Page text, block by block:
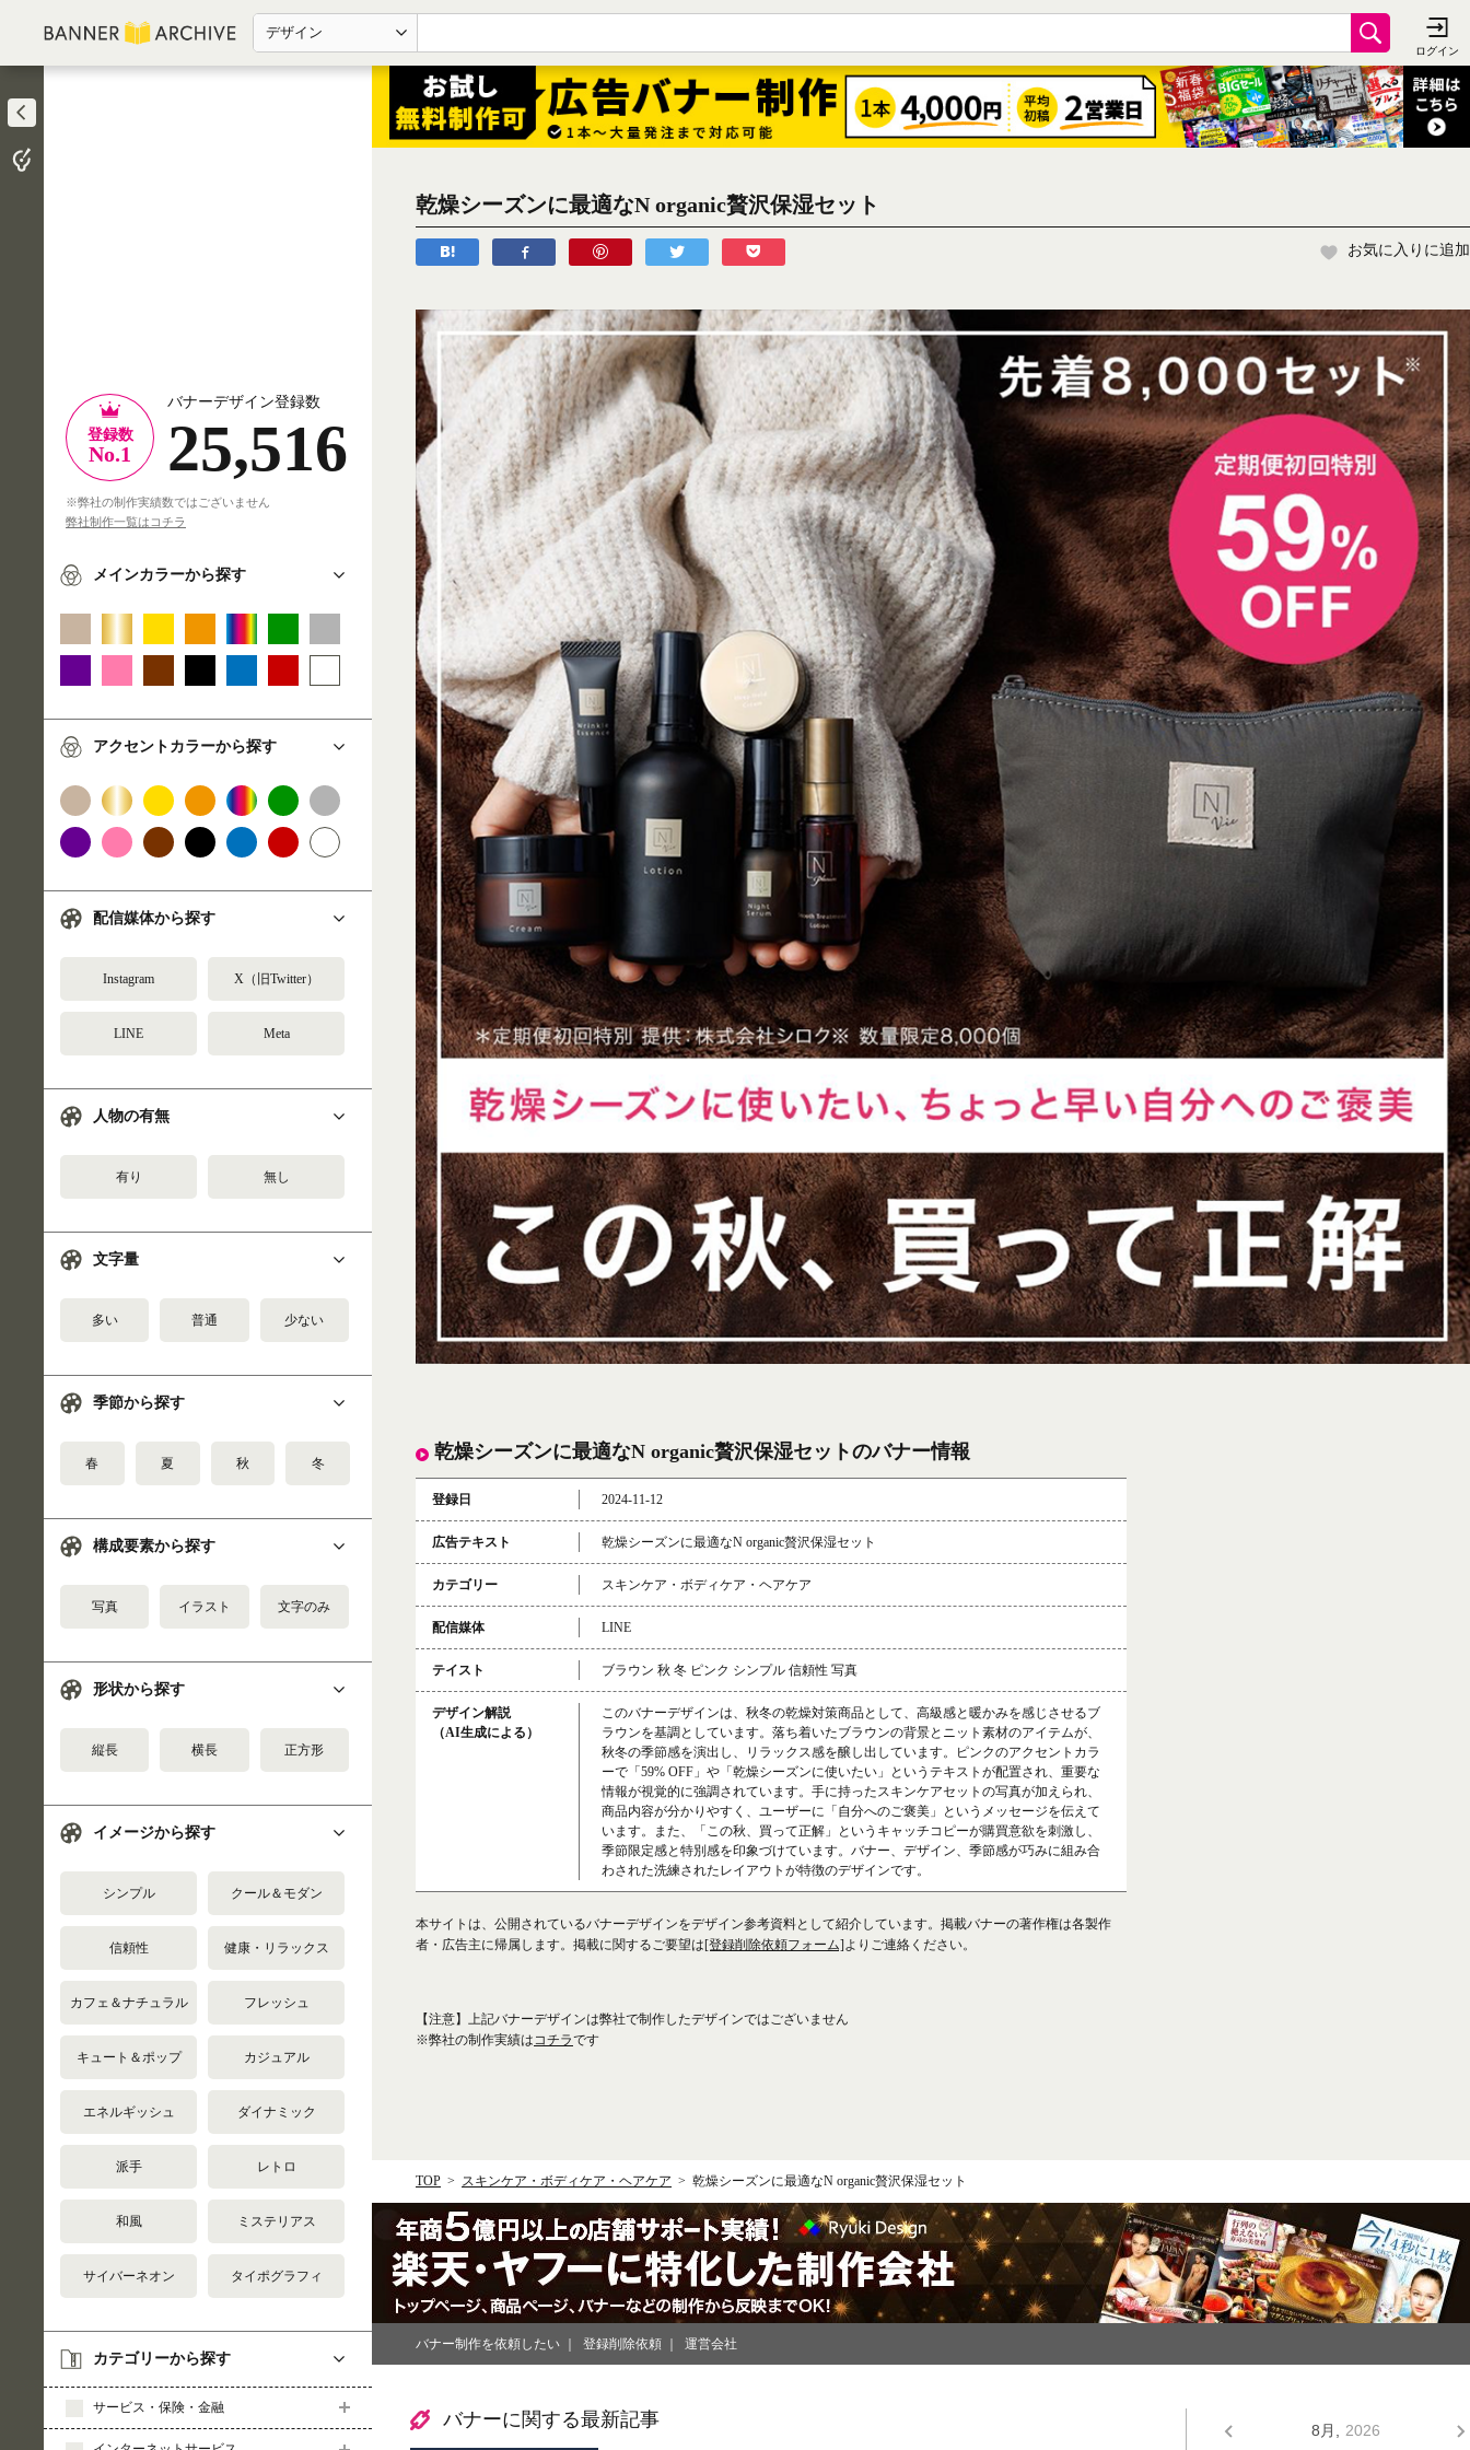
デザイン
登録数
No.1
バナーデザイン登録数
25,516
※弊社の制作実績数ではございません
弊社制作一覧はコチラ
メインカラーから探す
アクセントカラーから探す
配信媒体から探す
Instagram X（旧Twitter）
LINE Meta
人物の有無
有り 無し
文字量
多い 普通 少ない
季節から探す
春 夏 秋 冬
構成要素から探す
写真 イラスト 文字のみ
形状から探す
縦長 横長 正方形
イメージから探す
シンプル クール＆モダン
信頼性 健康・リラックス
カフェ＆ナチュラル フレッシュ
キュート＆ポップ カジュアル
エネルギッシュ ダイナミック
派手 レトロ
和風 ミステリアス
サイバーネオン タイポグラフィ
カテゴリーから探す
サービス・保険・金融
乾燥シーズンに最適なN organic贅沢保湿セット
お気に入りに追加
乾燥シーズンに最適なN organic贅沢保湿セットのバナー情報
登録日 2024-11-12
広告テキスト 乾燥シーズンに最適なN organic贅沢保湿セット
カテゴリー スキンケア・ボディケア・ヘアケア
配信媒体 LINE
テイスト ブラウン 秋 冬 ピンク シンプル 信頼性 写真
デザイン解説
（AI生成による）
このバナーデザインは、秋冬の乾燥対策商品として、高級感と暖かみを感じさせるブ
ラウンを基調としています。落ち着いたブラウンの背景とニット素材のアイテムが、
秋冬の季節感を演出し、リラックス感を醸し出しています。ピンクのアクセントカラ
ーで「59% OFF」や「乾燥シーズンに使いたい」というテキストが配置され、重要な
情報が視覚的に強調されています。手に持ったスキンケアセットの写真が加えられ、
商品内容が分かりやすく、ユーザーに「自分へのご褒美」というメッセージを伝えて
います。また、「この秋、買って正解」というキャッチコピーが購買意欲を刺激し、
季節限定感と特別感を印象づけています。バナー、デザイン、季節感が巧みに組み合
わされた洗練されたレイアウトが特徴のデザインです。
本サイトは、公開されているバナーデザインをデザイン参考資料として紹介しています。掲載バナーの著作権は各製作
者・広告主に帰属します。掲載に関するご要望は[登録削除依頼フォーム]よりご連絡ください。
【注意】上記バナーデザインは弊社で制作したデザインではございません
※弊社の制作実績はコチラです
TOP スキンケア・ボディケア・ヘアケア 乾燥シーズンに最適なN organic贅沢保湿セット
バナー制作を依頼したい 登録削除依頼 運営会社
バナーに関する最新記事 8月, 2026